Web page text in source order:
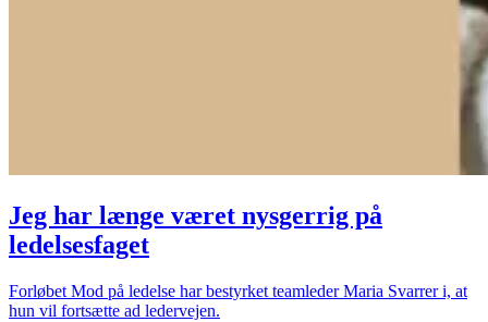
Jeg har længe været nysgerrig på
ledelsesfaget
Forløbet Mod på ledelse har bestyrket teamleder Maria Svarrer i, at
hun vil fortsætte ad ledervejen.